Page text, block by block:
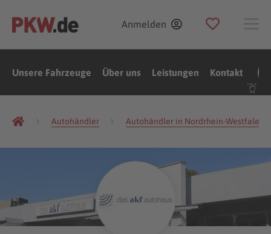
Anmelden
Unsere Fahrzeuge Über uns Leistungen Kontakt
Autohändler Autohändler in Nordrhein-Westfalen